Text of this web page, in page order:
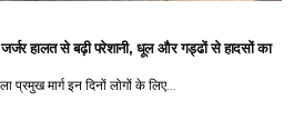
जर्जर हालत से बढ़ी परेशानी, धूल और गड्ढों से हादसों का
प्रमुख मार्ग इन दिनों लोगों के लिए...